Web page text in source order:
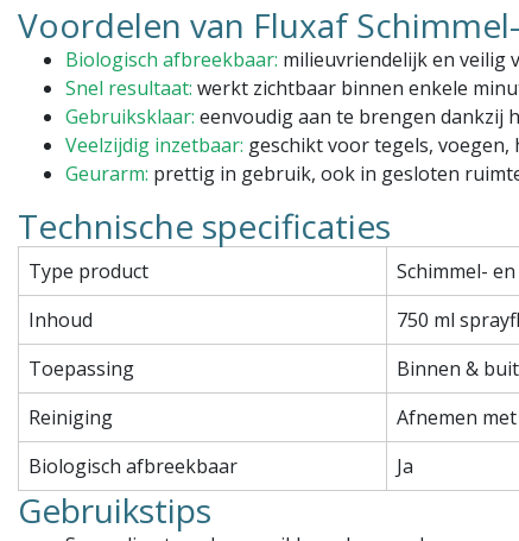
Voordelen van Fluxaf
Biologisch afbreekbaar: milieuvriendelijk en veilig
Snel resultaat: werkt zichtbaar binnen enkele
Gebruiksklaar: eenvoudig aan te brengen dankzij
Veelzijdig inzetbaar: geschikt voor tegels,
Geurarm: prettig in gebruik, ook in gesloten
Technische specificaties
Type product
Schimmel-
Inhoud
750 ml
Toepassing
Binnen &
Reiniging
Afnemen
Biologisch afbreekbaar
Ja
Gebruikstips
rolbak
schoonmaaktijd
te vervangen
Excl. btw
Vergelijk Bekijken
PVCU Restorer
Diep reinigend
Voor binnen en buiten
Veilig toepasbaar
Excl. btw
Stukprijs : €28,80 /
Vergelijk